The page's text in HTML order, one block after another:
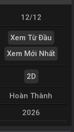
12/12
Xem Từ Đầu
Xem Mới Nhất
2D
Hoàn Thành
2026